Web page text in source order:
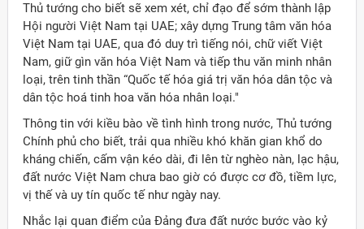
Thủ tướng cho biết sẽ xem xét, chỉ đạo để sớm thành lập
Hội người Việt Nam tại UAE; xây dựng Trung tâm văn hóa
Việt Nam tại UAE, qua đó duy trì tiếng nói, chữ viết Việt
Nam, giữ gìn văn hóa Việt Nam và tiếp thu văn minh nhân
loại, trên tinh thần “Quốc tế hóa giá trị văn hóa dân tộc và
dân tộc hoá tinh hoa văn hóa nhân loại."
Thông tin với kiều bào về tình hình trong nước, Thủ tướng
Chính phủ cho biết, trải qua nhiều khó khăn gian khổ do
kháng chiến, cấm vận kéo dài, đi lên từ nghèo nàn, lạc hậu,
đất nước Việt Nam chưa bao giờ có được cơ đồ, tiềm lực,
vị thế và uy tín quốc tế như ngày nay.
Nhắc lại quan điểm của Đảng đưa đất nước bước vào kỷ